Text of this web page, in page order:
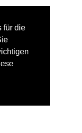
für die